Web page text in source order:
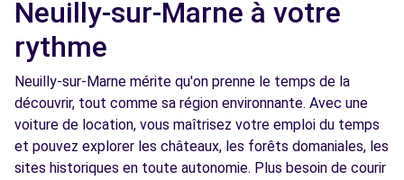
Voir l'agence
Free2move Rent - S&You - JOINVILLE LE
PONT (P)
5.5
km
49-57 AV DU GENERAL GALLIENI
JOINVILLE LE PONT, FR-94, 94340
Neuilly-sur-Marne à votre
rythme
Neuilly-sur-Marne mérite qu'on prenne le temps de la
découvrir, tout comme sa région environnante. Avec une
voiture de location, vous maîtrisez votre emploi du temps
et pouvez explorer les châteaux, les forêts domaniales, les
sites historiques en toute autonomie. Plus besoin de courir